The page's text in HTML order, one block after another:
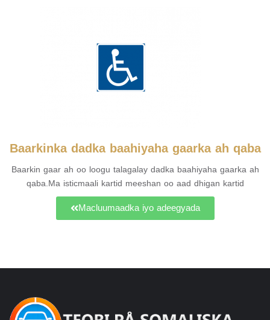
Baarkinka dadka baahiyaha gaarka ah qaba
Baarkin gaar ah oo loogu talagalay dadka baahiyaha gaarka ah
qaba.Ma isticmaali kartid meeshan oo aad dhigan kartid
Macluumaadka iyo adeegyada